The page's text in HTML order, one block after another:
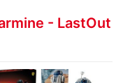
- LastOut